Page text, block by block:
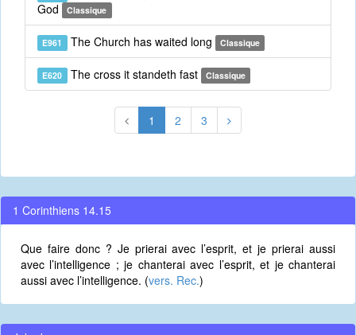
God
Classique
E961 The Church has waited long Classique
E620 The cross it standeth fast Classique
1 2 3
1 Corinthiens 14.15
Que faire donc ? Je prierai avec l’esprit, et je prierai aussi
avec l’intelligence ; je chanterai avec l’esprit, et je chanterai
aussi avec l’intelligence. (vers. Rec.)